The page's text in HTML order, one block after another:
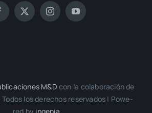
M&D con la cola­bo­ra­ción de
Todos los dere­chos reser­va­dos | Powe­